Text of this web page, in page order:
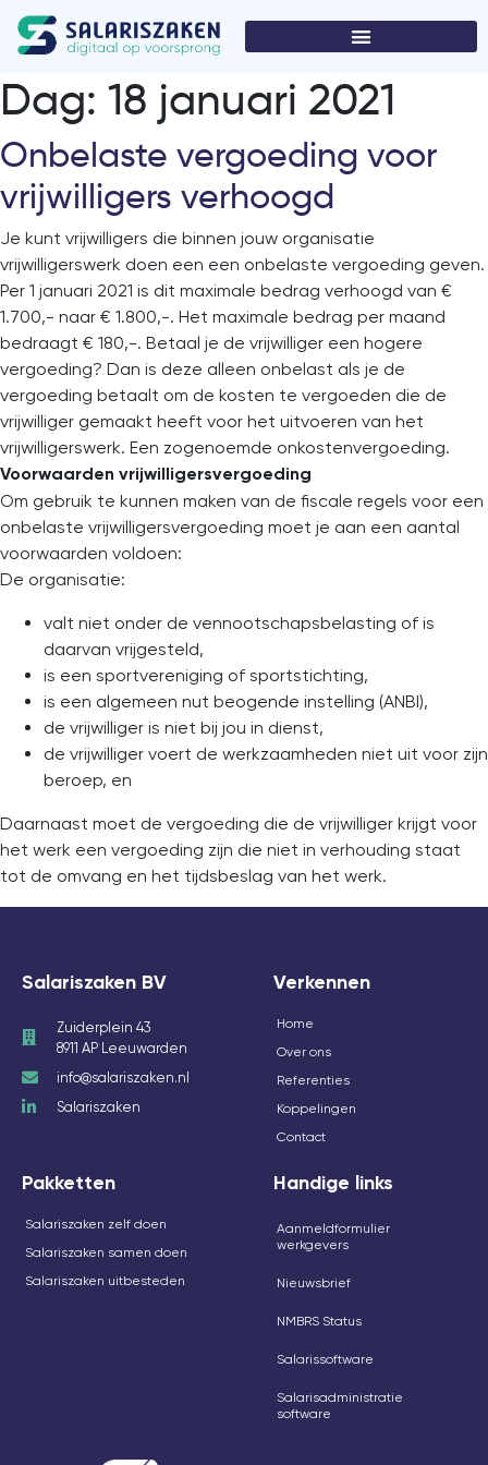
Dag: 18 januari 2021
Onbelaste vergoeding voor
vrijwilligers verhoogd
Je kunt vrijwilligers die binnen jouw organisatie
vrijwilligerswerk doen een een onbelaste vergoeding geven.
Per 1 januari 2021 is dit maximale bedrag verhoogd van €
1.700,- naar € 1.800,-. Het maximale bedrag per maand
bedraagt € 180,-. Betaal je de vrijwilliger een hogere
vergoeding? Dan is deze alleen onbelast als je de
vergoeding betaalt om de kosten te vergoeden die de
vrijwilliger gemaakt heeft voor het uitvoeren van het
vrijwilligerswerk. Een zogenoemde onkostenvergoeding.
Voorwaarden vrijwilligersvergoeding
Om gebruik te kunnen maken van de fiscale regels voor een
onbelaste vrijwilligersvergoeding moet je aan een aantal
voorwaarden voldoen:
De organisatie:
valt niet onder de vennootschapsbelasting of is
daarvan vrijgesteld,
is een sportvereniging of sportstichting,
is een algemeen nut beogende instelling (ANBI),
de vrijwilliger is niet bij jou in dienst,
de vrijwilliger voert de werkzaamheden niet uit voor zijn
beroep, en
Daarnaast moet de vergoeding die de vrijwilliger krijgt voor
het werk een vergoeding zijn die niet in verhouding staat
tot de omvang en het tijdsbeslag van het werk.
Salariszaken BV
Zuiderplein 43
8911 AP Leeuwarden
info@salariszaken.nl
Salariszaken
Verkennen
Home
Over ons
Referenties
Koppelingen
Contact
Pakketten
Salariszaken zelf doen
Salariszaken samen doen
Salariszaken uitbesteden
Handige links
Aanmeldformulier
werkgevers
Nieuwsbrief
NMBRS Status
Salarissoftware
Salarisadministratie
software